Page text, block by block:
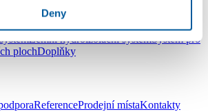
Deny
Zemní hydroizolační systémSystém pro
plochDoplňky
ReferenceProdejní místaKontakty